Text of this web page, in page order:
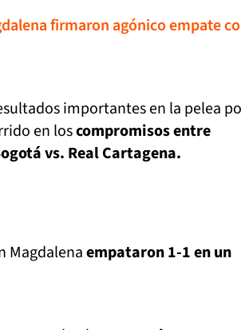
firmaron agónico empate
importantes en la pelea
en loscompromisos entre
vs. Real Cartagena.
Magdalenaempataron 1-1 en un